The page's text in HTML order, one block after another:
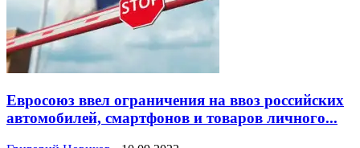
Евросоюз ввел ограничения на ввоз российских
автомобилей, смартфонов и товаров личного...